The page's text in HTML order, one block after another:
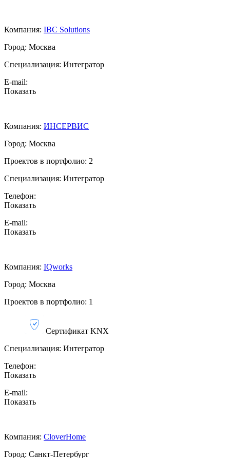
Компания: IBC Solutions
Город: Москва
Специализация: Интегратор
E-mail:
Показать
Компания: ИНСЕРВИС
Город: Москва
Проектов в портфолио: 2
Специализация: Интегратор
Телефон:
Показать
E-mail:
Показать
Компания: IQworks
Город: Москва
Проектов в портфолио: 1
Сертификат KNX
Специализация: Интегратор
Телефон:
Показать
E-mail:
Показать
Компания: CloverHome
Город: Санкт-Петербург